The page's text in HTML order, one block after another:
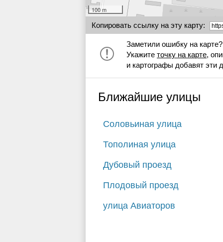
100 m
Копировать ссылку на эту карту:
Заметили ошибку на карте?
Укажите точку на карте,
и картографы добавят эти
Ближайшие улицы
Соловьиная улица
Тополиная улица
Дубовый проезд
Плодовый проезд
улица Авиаторов